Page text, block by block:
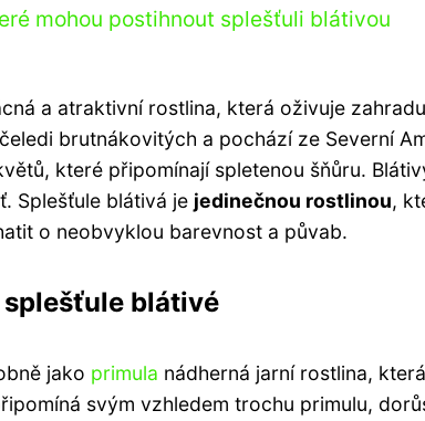
mohou postihnout splešťuli blátivou
a atraktivní rostlina, která oživuje
brutnákovitých a pochází ze Severní
které připomínají spletenou šňůru.
Splešťule blátivá je jedinečnou rostlinou,
o neobvyklou barevnost a půvab.
blátivé
jako primula nádherná jarní rostlina,
svým vzhledem trochu primulu,